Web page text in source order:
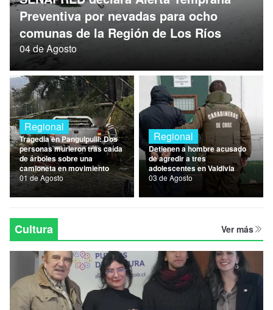
Nacional
Política
Preventiva por nevadas para ocho
comunas de la Región de Los Ríos
04 de Agosto
Regional
Tragedia en Panguipulli: Dos
personas murieron tras caída
de árboles sobre una
camioneta en movimiento
01 de Agosto
Regional
Detienen a hombre acusado
de agredir a tres
adolescentes en Valdivia
03 de Agosto
Cultura Ver más